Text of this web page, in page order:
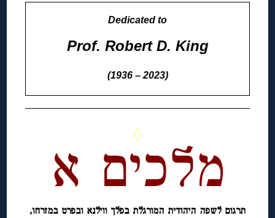
Dedicated to
Prof. Robert D. King
(1936 – 2023)
◊
מלכים א
תרגום לשפה היהודית המורגלת בפלך ווילנא ובפרט במזרחו,